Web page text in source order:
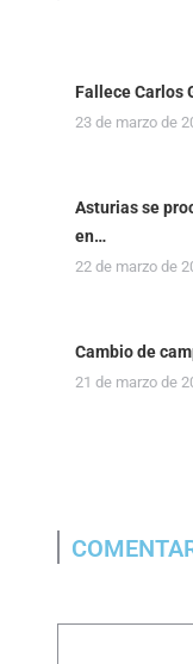
Fallece Carlos
23 de marzo de
Asturias se
en…
22 de marzo de
Cambio de
21 de marzo de